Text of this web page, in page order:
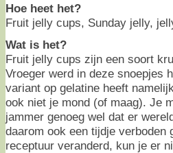
Hoe heet het?
Fruit jelly cups, Sunday jelly,
Wat is het?
Fruit jelly cups zijn een soort
Vroeger werd in deze snoepjes
variant op gelatine heeft
ook niet je mond (of maag). Je
jammer genoeg wel dat er
daarom ook een tijdje verboden
receptuur veranderd, kun je er